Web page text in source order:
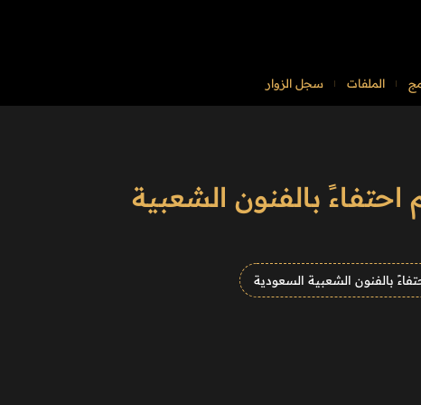
الملفات سجل الزوار
بالفنون الشعبية
بالفنون الشعبية السعودية